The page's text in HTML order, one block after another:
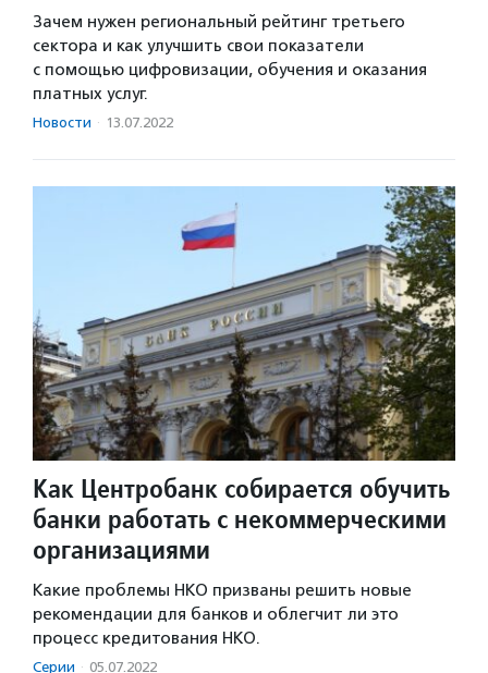
Зачем нужен региональный рейтинг третьего
сектора и как улучшить свои показатели
с помощью цифровизации, обучения и оказания
платных услуг.
Новости · 13.07.2022
Как Центробанк собирается обучить
банки работать с некоммерческими
организациями
Какие проблемы НКО призваны решить новые
рекомендации для банков и облегчит ли это
процесс кредитования НКО.
Серии · 05.07.2022